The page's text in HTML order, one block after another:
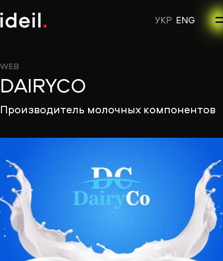
УКР ENG
WEB
DAIRYCO
Производитель молочных компонентов